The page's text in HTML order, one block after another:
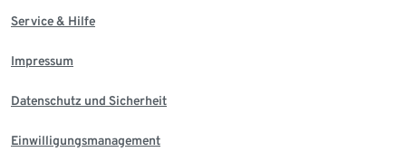
Service & Hilfe
Impressum
Datenschutz und Sicherheit
Einwilligungsmanagement